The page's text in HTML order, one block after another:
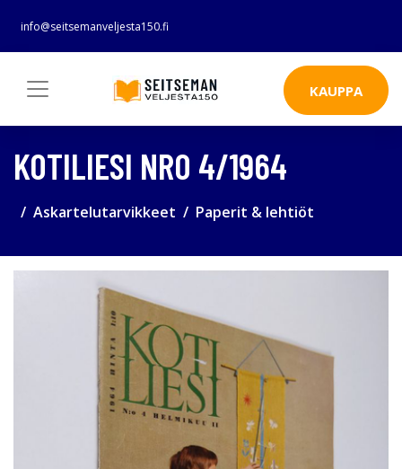
info@seitsemanveljesta150.fi
KAUPPA
KOTILIESI NRO 4/1964
Askartelutarvikkeet Paperit & lehtiöt